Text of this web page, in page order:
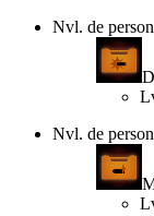
Nvl. de
Nvl. de